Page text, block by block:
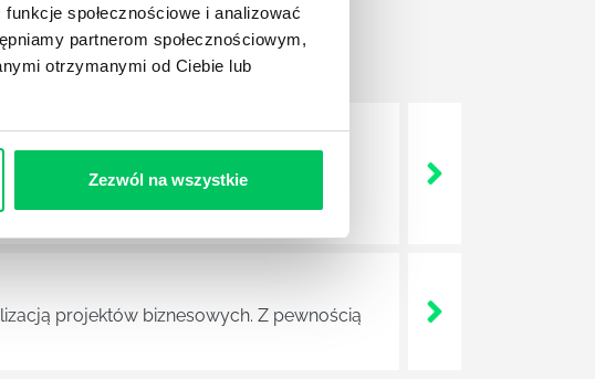
społecznościowe i analizować
partnerom społecznościowym,
otrzymanymi od Ciebie lub
Zezwól na wszystkie
wszystkich związanych z
projektowych, a ich praca stanowi
projektów biznesowych. Z pewnością